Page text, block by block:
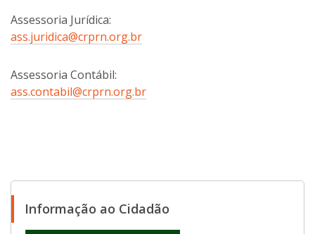
Assessoria Jurídica:
ass.juridica@crprn.org.br
Assessoria Contábil:
ass.contabil@crprn.org.br
Informação ao Cidadão